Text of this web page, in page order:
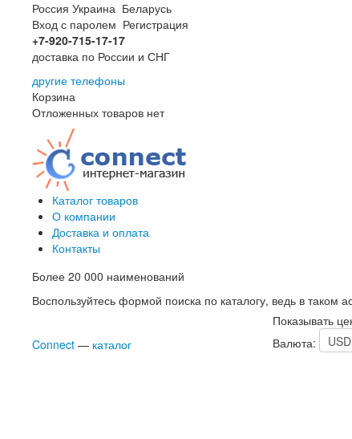
Россия Украина Беларусь
Вход с паролем Регистрация
+7-920-715-17-17
доставка по России и СНГ
другие телефоны
Корзина
Отложенных товаров нет
Каталог товаров
О компании
Доставка и оплата
Контакты
Более 20 000 наименований
Воспользуйтесь формой поиска по каталогу, ведь в таком
Connect— каталог
Показывать
Валюта: